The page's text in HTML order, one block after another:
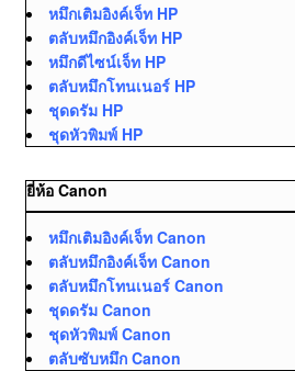
หมึกเติมอิงค์เจ็ท HP
ตลับหมึกอิงค์เจ็ท HP
หมึกดีไซน์เจ็ท HP
ตลับหมึกโทนเนอร์ HP
ชุดดรัม HP
ชุดหัวพิมพ์ HP
ยี่ห้อ Canon
หมึกเติมอิงค์เจ็ท Canon
ตลับหมึกอิงค์เจ็ท Canon
ตลับหมึกโทนเนอร์ Canon
ชุดดรัม Canon
ชุดหัวพิมพ์ Canon
ตลับซับหมึก Canon